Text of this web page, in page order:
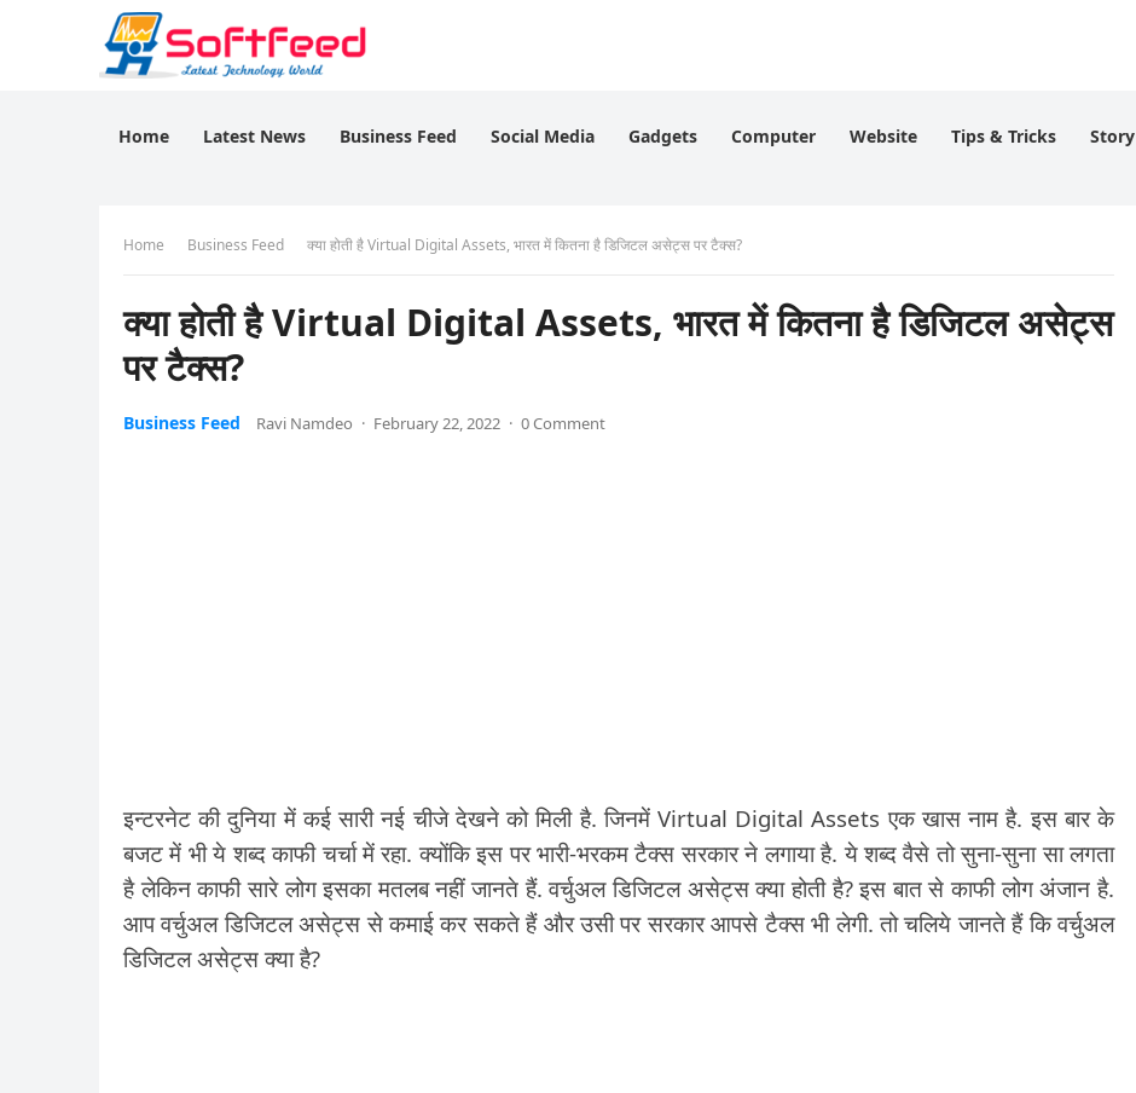
Home Latest News Business Feed Social Media Gadgets Computer Website Tips & Tricks Story
Home Business Feed क्या होती है Virtual Digital Assets, भारत में कितना है डिजिटल असेट्स पर टैक्स?
क्या होती है Virtual Digital Assets, भारत में कितना है डिजिटल असेट्स
पर टैक्स?
Business Feed Ravi Namdeo · February 22, 2022 · 0 Comment
इन्टरनेट की दुनिया में कई सारी नई चीजे देखने को मिली है. जिनमें Virtual Digital Assets एक खास नाम है. इस बार के
बजट में भी ये शब्द काफी चर्चा में रहा. क्योंकि इस पर भारी-भरकम टैक्स सरकार ने लगाया है. ये शब्द वैसे तो सुना-सुना सा लगता
है लेकिन काफी सारे लोग इसका मतलब नहीं जानते हैं. वर्चुअल डिजिटल असेट्स क्या होती है? इस बात से काफी लोग अंजान है.
आप वर्चुअल डिजिटल असेट्स से कमाई कर सकते हैं और उसी पर सरकार आपसे टैक्स भी लेगी. तो चलिये जानते हैं कि वर्चुअल
डिजिटल असेट्स क्या है?